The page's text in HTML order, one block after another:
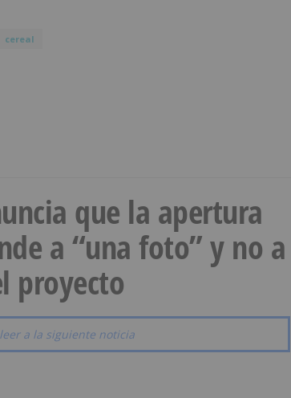
cereal
que la apertura
a “una foto” y no a
proyecto
a la siguiente noticia